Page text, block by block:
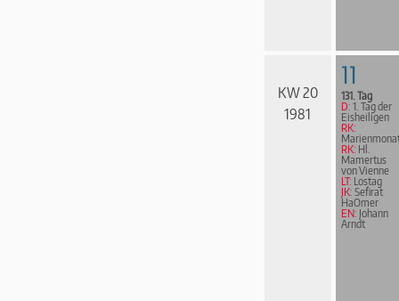
KW 20
1981
11
131. Tag
D: 1. Tag der
Eisheiligen
RK:
RK: Hl.
Mamertus
von Vienne
LT: Lostag
JK: Sefirat
HaOmer
EN: Johann
Arndt